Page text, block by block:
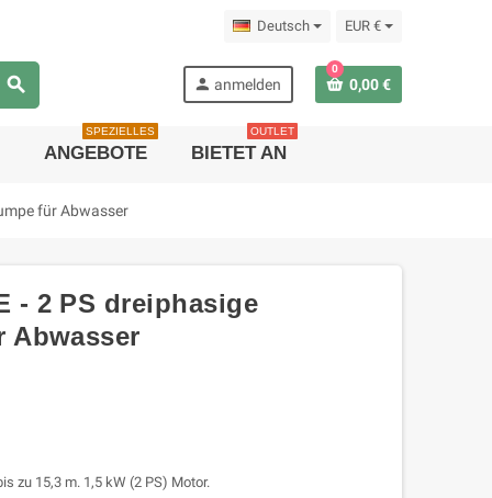
Deutsch EUR €
search person anmelden
0
0,00 €
ANGEBOTE
SPEZIELLES
BIETET AN
OUTLET
für Abwasser
- 2 PS dreiphasige
Abwasser
zu 15,3 m. 1,5 kW (2 PS) Motor.